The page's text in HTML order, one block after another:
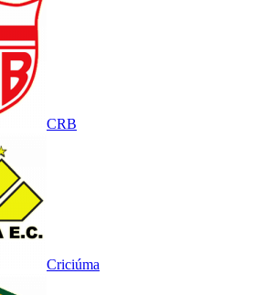
CRB
Criciúma